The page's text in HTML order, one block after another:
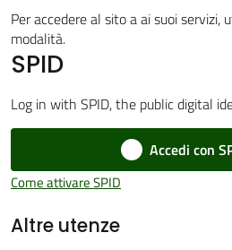
Amministrazione
Trasparente
Tutti
argomenti...
Per accedere al sito a ai suoi servizi,
modalità.
SPID
Log in with SPID, the public digital
Accedi con
Come attivare SPID
Altre utenze